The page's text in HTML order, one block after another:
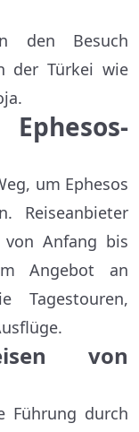
den Besuch
der Türkei wie
um Ephesos
Reiseanbieter
Anfang bis
Angebot an
Tagestouren,
von
Führung durch